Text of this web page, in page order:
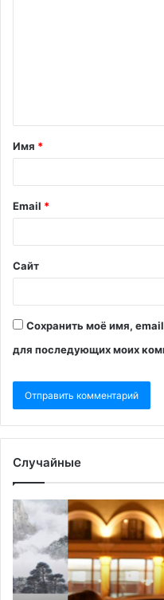
Имя *
Email *
Сайт
Сохранить моё имя,
для последующих моих
Случайные
Лукашенко
рассказал,
как
освобожденный
политик
решил